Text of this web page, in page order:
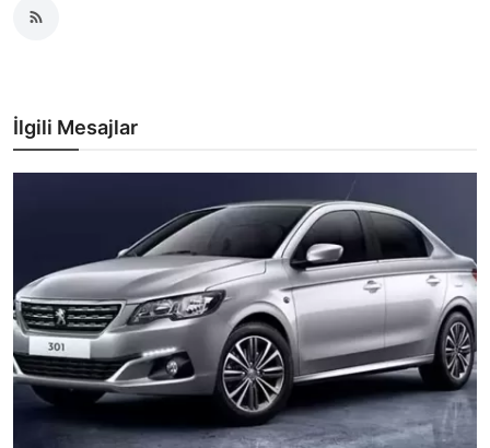
İlgili Mesajlar